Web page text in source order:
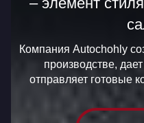
Компания Autochohly
производстве,
отправляет готовые